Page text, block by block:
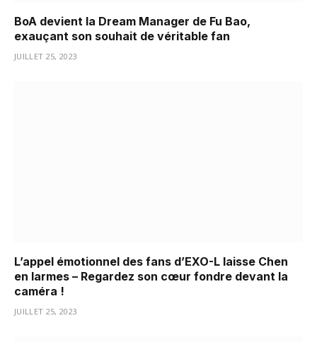
BoA devient la Dream Manager de Fu Bao,
exauçant son souhait de véritable fan
JUILLET 25, 2023
L’appel émotionnel des fans d’EXO-L laisse Chen
en larmes – Regardez son cœur fondre devant la
caméra !
JUILLET 25, 2023